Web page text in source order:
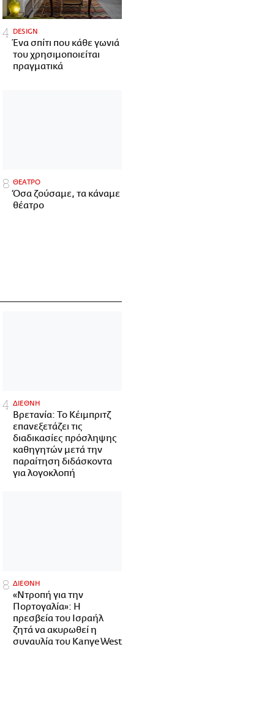
DESIGN
Ένα σπίτι που κάθε γωνιά
του χρησιμοποιείται
πραγματικά
ΘΕΑΤΡΟ
Όσα ζούσαμε, τα κάναμε
θέατρο
ΔΙΕΘΝΗ
Βρετανία: Το Κέιμπριτζ
επανεξετάζει τις
διαδικασίες πρόσληψης
καθηγητών μετά την
παραίτηση διδάσκοντα
για λογοκλοπή
ΔΙΕΘΝΗ
«Ντροπή για την
Πορτογαλία»: Η
πρεσβεία του Ισραήλ
ζητά να ακυρωθεί η
συναυλία του Kanye West